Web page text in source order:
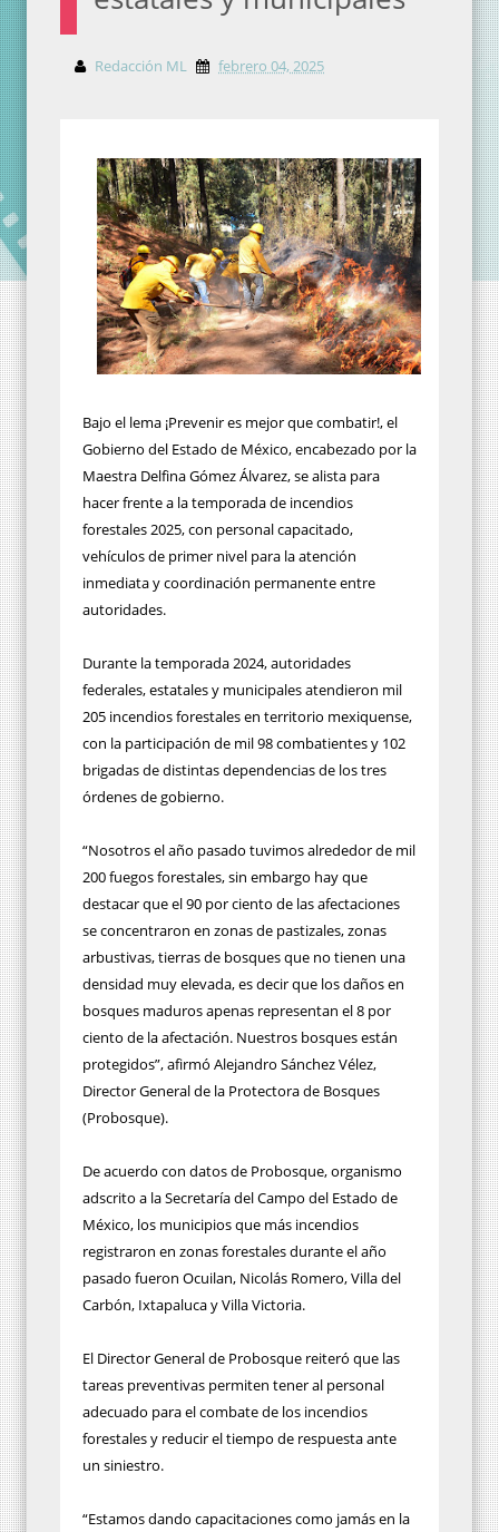
Redacción ML febrero 04, 2025
Bajo el lema ¡Prevenir es mejor que combatir!, el
Gobierno del Estado de México, encabezado por la
Maestra Delfina Gómez Álvarez, se alista para
hacer frente a la temporada de incendios
forestales 2025, con personal capacitado,
vehículos de primer nivel para la atención
inmediata y coordinación permanente entre
autoridades.
Durante la temporada 2024, autoridades
federales, estatales y municipales atendieron mil
205 incendios forestales en territorio mexiquense,
con la participación de mil 98 combatientes y 102
brigadas de distintas dependencias de los tres
órdenes de gobierno.
“Nosotros el año pasado tuvimos alrededor de mil
200 fuegos forestales, sin embargo hay que
destacar que el 90 por ciento de las afectaciones
se concentraron en zonas de pastizales, zonas
arbustivas, tierras de bosques que no tienen una
densidad muy elevada, es decir que los daños en
bosques maduros apenas representan el 8 por
ciento de la afectación. Nuestros bosques están
protegidos”, afirmó Alejandro Sánchez Vélez,
Director General de la Protectora de Bosques
(Probosque).
De acuerdo con datos de Probosque, organismo
adscrito a la Secretaría del Campo del Estado de
México, los municipios que más incendios
registraron en zonas forestales durante el año
pasado fueron Ocuilan, Nicolás Romero, Villa del
Carbón, Ixtapaluca y Villa Victoria.
El Director General de Probosque reiteró que las
tareas preventivas permiten tener al personal
adecuado para el combate de los incendios
forestales y reducir el tiempo de respuesta ante
un siniestro.
“Estamos dando capacitaciones como jamás en la